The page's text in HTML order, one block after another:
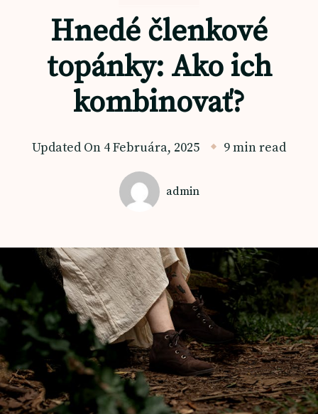
Hnedé členkové
topánky: Ako ich
kombinovať?
Updated On 4 Februára, 2025 9 min read
admin